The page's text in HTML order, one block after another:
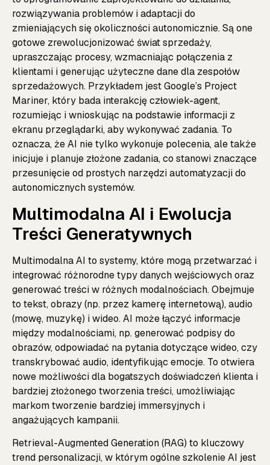
rozwiązywania problemów i adaptacji do
zmieniających się okoliczności autonomicznie. Są one
gotowe zrewolucjonizować świat sprzedaży,
upraszczając procesy, wzmacniając połączenia z
klientami i generując użyteczne dane dla zespołów
sprzedażowych. Przykładem jest Google’s Project
Mariner, który bada interakcję człowiek-agent,
rozumiejąc i wnioskując na podstawie informacji z
ekranu przeglądarki, aby wykonywać zadania. To
oznacza, że AI nie tylko wykonuje polecenia, ale także
inicjuje i planuje złożone zadania, co stanowi znaczące
przesunięcie od prostych narzędzi automatyzacji do
autonomicznych systemów.
Multimodalna AI i Ewolucja
Treści Generatywnych
Multimodalna AI to systemy, które mogą przetwarzać i
integrować różnorodne typy danych wejściowych oraz
generować treści w różnych modalnościach. Obejmuje
to tekst, obrazy (np. przez kamerę internetową), audio
(mowę, muzykę) i wideo. AI może łączyć informacje
między modalnościami, np. generować podpisy do
obrazów, odpowiadać na pytania dotyczące wideo, czy
transkrybować audio, identyfikując emocje. To otwiera
nowe możliwości dla bogatszych doświadczeń klienta i
bardziej złożonego tworzenia treści, umożliwiając
markom tworzenie bardziej immersyjnych i
angażujących kampanii.
Retrieval-Augmented Generation (RAG) to kluczowy
trend personalizacji, w którym ogólne szkolenie AI jest